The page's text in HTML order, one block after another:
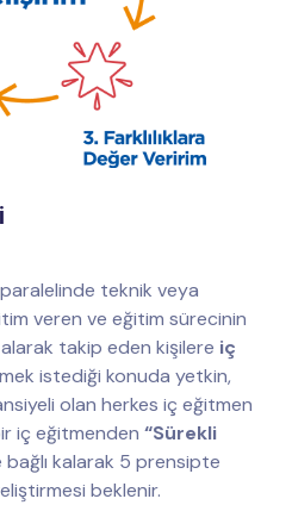
teknik veya
veren ve eğitim sürecinin
takip eden kişilere iç
istediği konuda yetkin,
olan herkes iç eğitmen
iç eğitmenden “Sürekli
kalarak 5 prensipte
beklenir.